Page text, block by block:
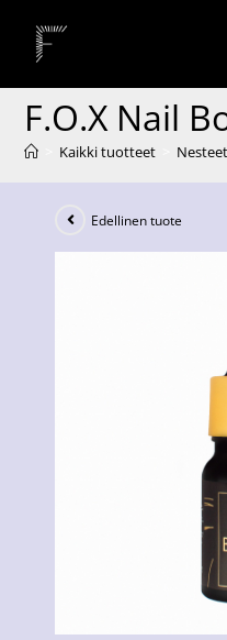
F.O.X Nail
Kaikki tuotteet Nesteet
Edellinen tuote